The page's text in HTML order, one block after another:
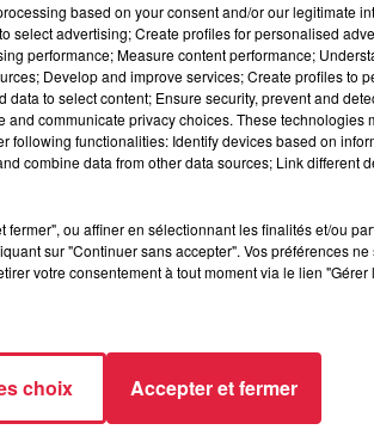
client et expérience en vente par
ES Energies Strasbourg
based on your consent and/or our legitimate
select advertising; Create profiles for personalised
performance; Measure content performance;
Develop and improve services; Create profiles to
to select content; Ensure security, prevent and
communicate privacy choices. These technologies
following functionalities: Identify devices based on
combine data from other data sources; Link different
ou affiner en sélectionnant les finalités et/ou
sur "Continuer sans accepter". Vos préférences
votre consentement à tout moment via le lien
choix Accepter et fermer